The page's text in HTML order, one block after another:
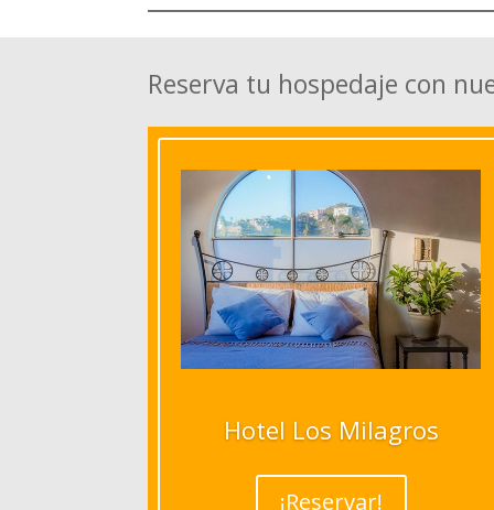
Reserva tu hospedaje con
Hotel Los Milagros
¡Reservar!